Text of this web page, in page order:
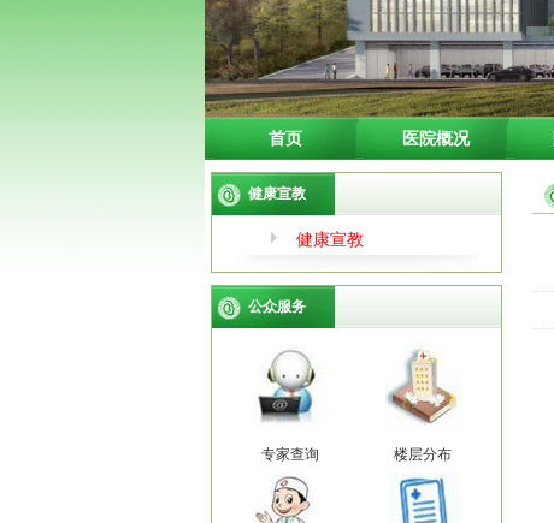
首页 医院概况
健康宣教
健康宣教
公众服务
专家查询 楼层分布